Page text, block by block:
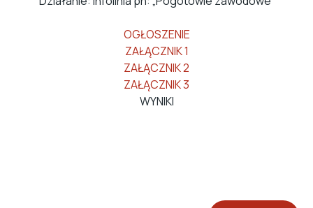
OGŁOSZENIE
ZAŁĄCZNIK 1
ZAŁĄCZNIK 2
ZAŁĄCZNIK 3
WYNIKI